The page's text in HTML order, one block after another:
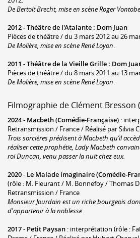
De Bertolt Brecht, mise en scène Roger
2012 -Théâtre de l'Atalante : Dom Juan
Pièces de théâtre / du 3 mars 2012 au 26
De Molière, mise en scène René Loyon.
2011 -Théâtre de la Vieille Grille : Dom
Pièces de théâtre / du 8 mars 2011 au 13
De Molière, mise en scène René Loyon.
Filmographie de Clément Bresson
2024- Macbeth (Comédie-Française) :
Retransmission / France / Réalisé par Silvia
Trois sorcières prédisent à Macbeth qu’il
réaliser cette prophétie, Lady Macbeth
roi Duncan, venu passer la nuit chez eux.
2020- Le Malade imaginaire (Comédie-
(rôle : M. Fleurant / M. Bonnefoy / Thomas
Retransmission / France
Monsieur Jourdain est un riche bourgeois
d'appartenir à la noblesse.
2017- Petit Paysan : interprétation (rôle :